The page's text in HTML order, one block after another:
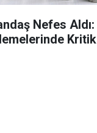
Nefes Aldı:
Kritik